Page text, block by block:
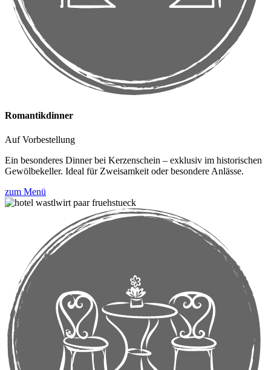
Romantikdinner
Auf Vorbestellung
Ein besonderes Dinner bei Kerzenschein – exklusiv im historischen
Gewölbekeller. Ideal für Zweisamkeit oder besondere Anlässe.
zum Menü